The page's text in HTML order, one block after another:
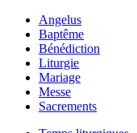
Angelus
Baptême
Bénédiction
Liturgie
Mariage
Messe
Sacrements